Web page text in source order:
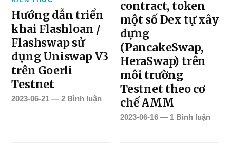
Hướng dẫn triển
khai Flashloan /
Flashswap sử
dụng Uniswap V3
trên Goerli
Testnet
2023-06-21 —2 Bình luận
contract, token
một số Dex tự xây
dựng
(PancakeSwap,
HeraSwap) trên
môi trường
Testnet theo cơ
chế AMM
2023-06-16 — 1 Bình luận